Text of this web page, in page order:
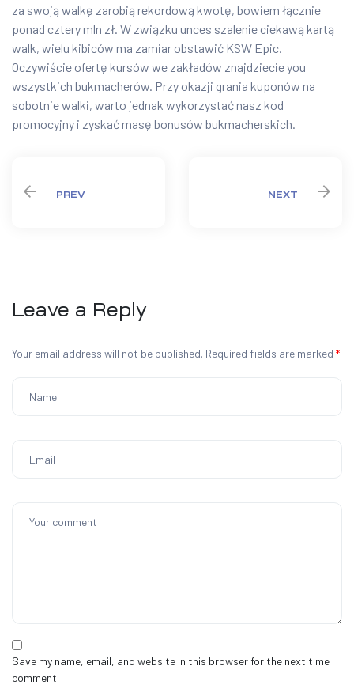
za swoją walkę zarobią rekordową kwotę, bowiem łącznie
ponad cztery mln zł. W związku unces szalenie ciekawą kartą
walk, wielu kibiców ma zamiar obstawić KSW Epic.
Oczywiście ofertę kursów we zakładów znajdziecie you
wszystkich bukmacherów. Przy okazji grania kuponów na
sobotnie walki, warto jednak wykorzystać nasz kod
promocyjny i zyskać masę bonusów bukmacherskich.
PREV NEXT
Leave a Reply
Your email address will not be published. Required fields are marked *
Save my name, email, and website in this browser for the next time I
comment.